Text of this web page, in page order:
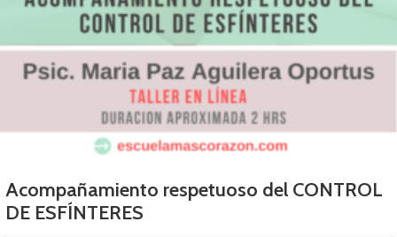
Acompañamiento respetuoso del CONTROL
DE ESFÍNTERES